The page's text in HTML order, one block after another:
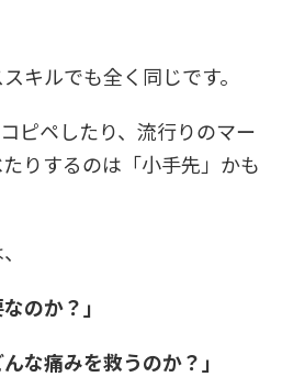
キルでも全く同じです。
ピペしたり、流行りのマー
りするのは「小手先」かも
のか？」
な痛みを救うのか？」